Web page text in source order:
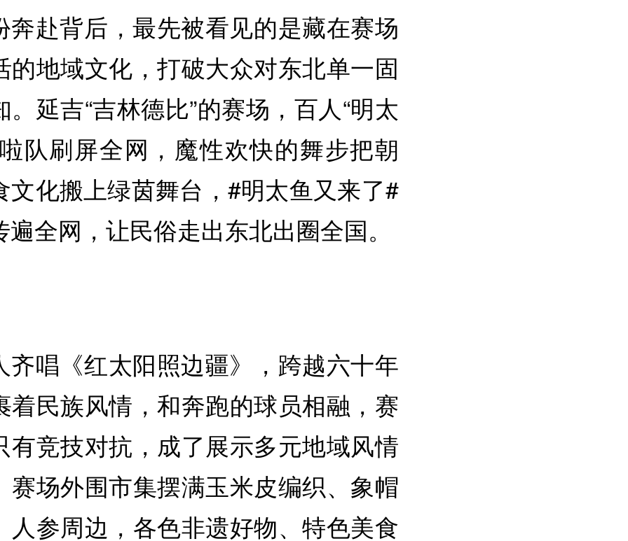
奔赴背后，最先被看见的是藏在赛场
的地域文化，打破大众对东北单一固
。延吉“吉林德比”的赛场，百人“明太
队刷屏全网，魔性欢快的舞步把朝
文化搬上绿茵舞台，#明太鱼又来了#
全网，让民俗走出东北出圈全国。
齐唱《红太阳照边疆》，跨越六十年
着民族风情，和奔跑的球员相融，赛
有竞技对抗，成了展示多元地域风情
赛场外围市集摆满玉米皮编织、象帽
人参周边，各色非遗好物、特色美食